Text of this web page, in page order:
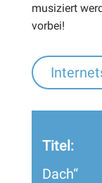
musiziert
vorbei!
Titel:
Dach“